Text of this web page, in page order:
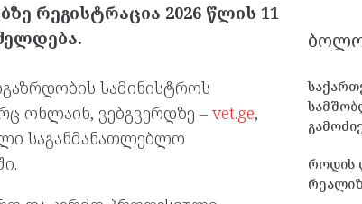
რეგისტრაცია 2026 წლის 11
სამინისტროს
ონლაინ, ვებგვერდზე – vet.ge,
საგანმანათლებლო
ᲑᲝᲚᲝ
როდის